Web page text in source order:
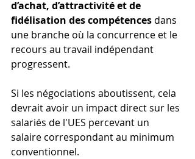
d’achat, d’attractivité et de
fidélisation des compétences dans
une branche où la concurrence et le
recours au travail indépendant
progressent.
Si les négociations aboutissent, cela
devrait avoir un impact direct sur les
salariés de l'UES percevant un
salaire correspondant au minimum
conventionnel.